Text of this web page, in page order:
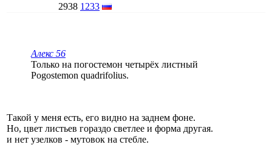
2938 1233
Алекс 56
Только на погостемон четырёх листный
Pogostemon quadrifolius.
Такой у меня есть, его видно на заднем фоне.
Но, цвет листьев гораздо светлее и форма другая.
и нет узелков - мутовок на стебле.